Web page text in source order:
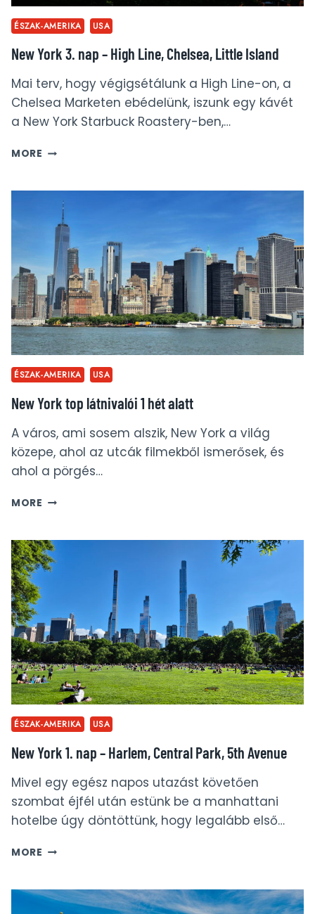
ÉSZAK-AMERIKA USA
New York 3. nap – High Line, Chelsea, Little Island
Mai terv, hogy végigsétálunk a High Line-on, a
Chelsea Marketen ebédelünk, iszunk egy kávét
a New York Starbuck Roastery-ben,…
MORE NEW
NAP
HIGH
LINE,
CHELSEA,
LITTLE
ISLAND
ÉSZAK-AMERIKA USA
New York top látnivalói 1 hét alatt
A város, ami sosem alszik, New York a világ
közepe, ahol az utcák filmekből ismerősek, és
ahol a pörgés…
MORE NEW
LÁTNIVALÓI
1
HÉT
ÉSZAK-AMERIKA USA
New York 1. nap – Harlem, Central Park, 5th Avenue
Mivel egy egész napos utazást követően
szombat éjfél után estünk be a manhattani
hotelbe úgy döntöttünk, hogy legalább első…
MORE NEW
NAP